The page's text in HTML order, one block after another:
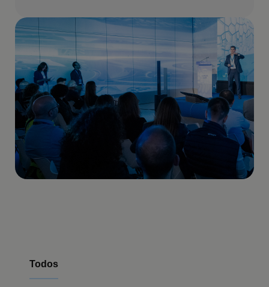
Todos